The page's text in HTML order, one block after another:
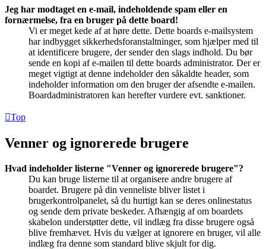
Jeg har modtaget en e-mail, indeholdende spam eller en
fornærmelse, fra en bruger på dette board!
Vi er meget kede af at høre dette. Dette boards e-mailsystem
har indbygget sikkerhedsforanstaltninger, som hjælper med til
at identificere brugere, der sender den slags indhold. Du bør
sende en kopi af e-mailen til dette boards administrator. Der er
meget vigtigt at denne indeholder den såkaldte header, som
indeholder information om den bruger der afsendte e-mailen.
Boardadministratoren kan herefter vurdere evt. sanktioner.
Top
Venner og ignorerede brugere
Hvad indeholder listerne "Venner og ignorerede brugere"?
Du kan bruge listerne til at organisere andre brugere af
boardet. Brugere på din venneliste bliver listet i
brugerkontrolpanelet, så du hurtigt kan se deres onlinestatus
og sende dem private beskeder. Afhængig af om boardets
skabelon understøtter dette, vil indlæg fra disse brugere også
blive fremhævet. Hvis du vælger at ignorere en bruger, vil alle
indlæg fra denne som standard blive skjult for dig.